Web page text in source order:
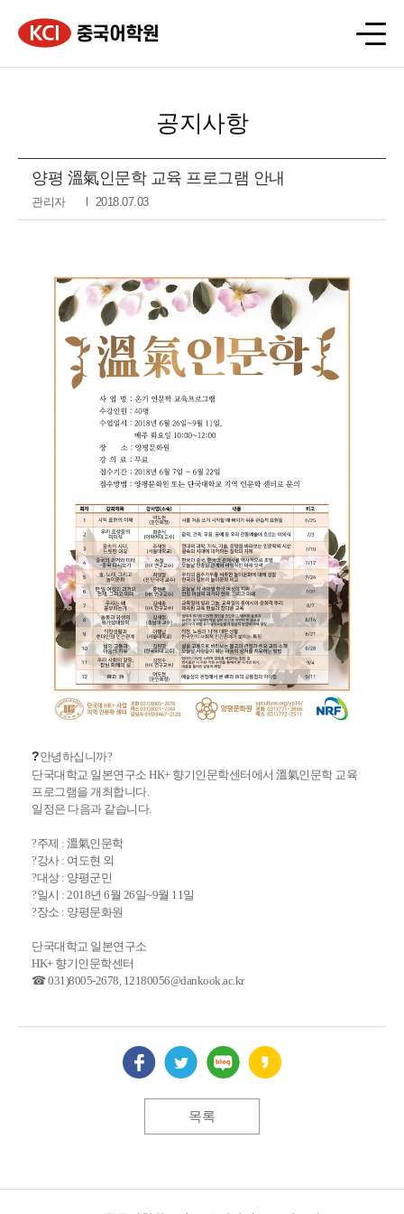
공지사항
양평 溫氣인문학 교육 프로그램 안내
관리자 2018.07.03
?안녕하십니까?
단국대학교 일본연구소 HK+ 향기인문학센터에서 溫氣인문학 교육
프로그램을 개최합니다.
일정은 다음과 같습니다.
?주제 : 溫氣인문학
?강사 : 여도현 외
?대상 : 양평군민
?일시 : 2018년 6월 26일~9월 11일
?장소 : 양평문화원
단국대학교 일본연구소
HK+ 향기인문학센터
☎ 031)8005-2678, 12180056@dankook.ac.kr
목록